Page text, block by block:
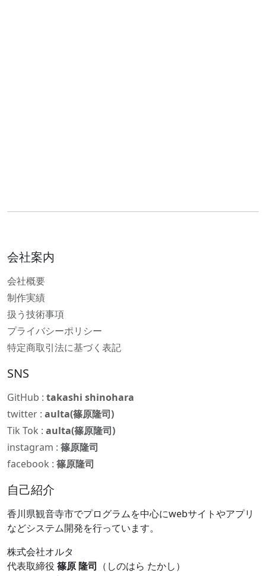
会社案内
会社概要
制作実績
扱う技術事項
プライバシーポリシー
特定商取引法に基づく表記
SNS
GitHub : takashi shinohara
twitter : aulta(篠原隆司)
Tik Tok : aulta(篠原隆司)
instagram : 篠原隆司
facebook : 篠原隆司
自己紹介
香川県観音寺市でプログラムを中心にwebサイトやアプリ
などシステム開発を行っています。
株式会社オルタ
代表取締役 篠原 隆司 （しのはら たかし）